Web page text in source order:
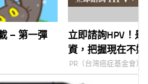
– 第一彈
立即諮詢HPV！
資，把握現在不嫌
PR（台灣癌症基金會）